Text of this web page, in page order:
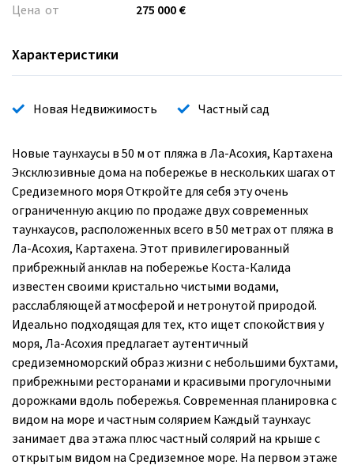
Цена от
275 000 €
Характеристики
Новая Недвижимость Частный сад
Новые таунхаусы в 50 м от пляжа в Ла-Асохия, Картахена
Эксклюзивные дома на побережье в нескольких шагах от
Средиземного моря Откройте для себя эту очень
ограниченную акцию по продаже двух современных
таунхаусов, расположенных всего в 50 метрах от пляжа в
Ла-Асохия, Картахена. Этот привилегированный
прибрежный анклав на побережье Коста-Калида
известен своими кристально чистыми водами,
расслабляющей атмосферой и нетронутой природой.
Идеально подходящая для тех, кто ищет спокойствия у
моря, Ла-Асохия предлагает аутентичный
средиземноморский образ жизни с небольшими бухтами,
прибрежными ресторанами и красивыми прогулочными
дорожками вдоль побережья. Современная планировка с
видом на море и частным солярием Каждый таунхаус
занимает два этажа плюс частный солярий на крыше с
открытым видом на Средиземное море. На первом этаже